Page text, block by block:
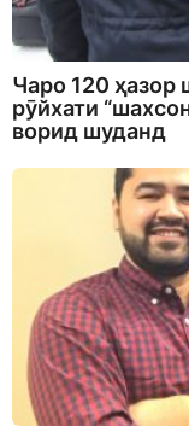
Чаро 120 ҳазор
рӯйхати
ворид шуданд